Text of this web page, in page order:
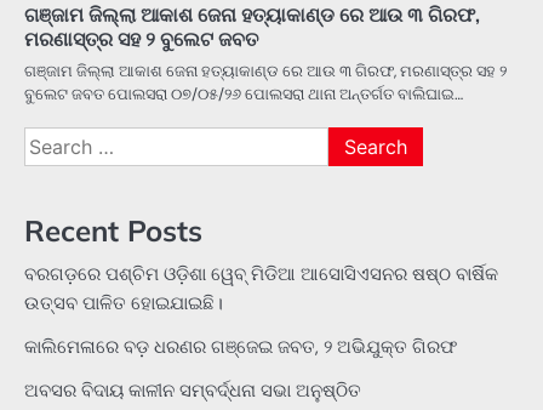
ଗଞ୍ଜାମ ଜିଲ୍ଲା ଆକାଶ ଜେନା ହତ୍ୟାକାଣ୍ଡ ରେ ଆଉ ୩ ଗିରଫ,
ମରଣାସ୍ତ୍ର ସହ ୨ ବୁଲେଟ ଜବତ
ଗଞ୍ଜାମ ଜିଲ୍ଲା ଆକାଶ ଜେନା ହତ୍ୟାକାଣ୍ଡ ରେ ଆଉ ୩ ଗିରଫ, ମରଣାସ୍ତ୍ର ସହ ୨
ବୁଲେଟ ଜବତ ପୋଲସରା ୦୭/୦୫/୨୬ ପୋଲସରା ଥାନା ଅନ୍ତର୍ଗତ ବାଲିଘାଇ…
Search
for:
Recent Posts
ବରଗଡ଼ରେ ପଶ୍ଚିମ ଓଡ଼ିଶା ୱେବ୍ ମିଡିଆ ଆସୋସିଏସନର ଷଷ୍ଠ ବାର୍ଷିକ
ଉତ୍ସବ ପାଳିତ ହୋଇଯାଇଛି।
କାଲିମେଳାରେ ବଡ଼ ଧରଣର ଗଞ୍ଜେଇ ଜବତ, ୨ ଅଭିଯୁକ୍ତ ଗିରଫ
ଅବସର ବିଦାୟ କାଳୀନ ସମ୍ବର୍ଦ୍ଧନା ସଭା ଅନୁଷ୍ଠିତ